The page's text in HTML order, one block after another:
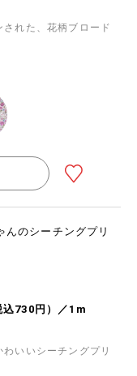
れた、花柄ブロード
んのシーチングプリ
込730円）／1m
いいシーチングプリ